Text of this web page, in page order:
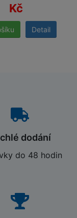
Kč
Detail
dodání
do 48 hodin